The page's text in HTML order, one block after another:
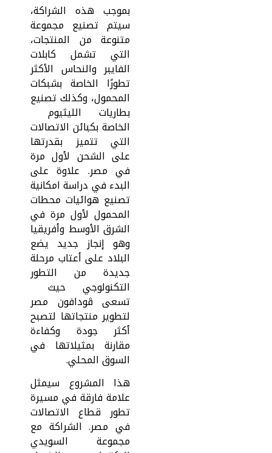
بموجب هذه الشراكة،
سيتم تصنيع مجموعة
متنوعة من المنتجات،
التي تشمل كابلات
الفايبر والنحاس الأكثر
تطورًا الخاصة بشبكات
المحمول، وكذلك تصنيع
بطاريات الليثيوم
الخاصة بكبائن الاتصالات
التي تتميز بقدرتها
على الشحن لأول مرة
في مصر. علاوة على
البدء في دراسة امكانية
تصنيع هوائيات محطات
المحمول لأول مرة في
الشرق الأوسط وأفريقيا
وهو إنجاز جديد يضع
البلاد على أعتاب مرحلة
جديدة من التطور
التكنولوجي حيث
تسعى ڤودافون مصر
لتطوير منتجاتها لتصبح
أكثر جودة وكفاءة
مقارنة بمثيلاتها في
السوق المحلي.
هذا المشروع سيمثل
علامة فارقة في مسيرة
تطور قطاع الاتصالات
في مصر. الشراكة مع
مجموعة السويدي